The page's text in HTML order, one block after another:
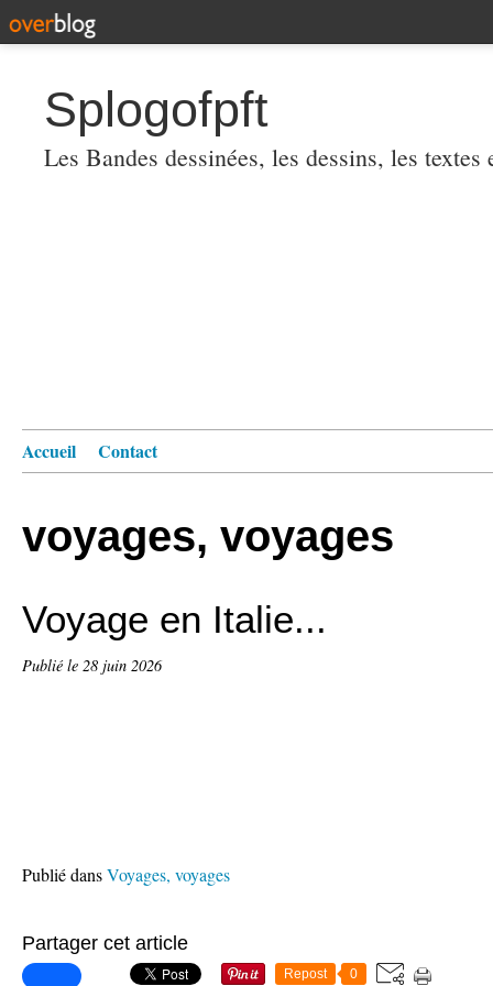
Splogofpft
Les Bandes dessinées, les dessins, les
Accueil Contact
voyages, voyages
Voyage en Italie...
Publié le 28 juin 2026
Publié dansVoyages, voyages
Partager cet article
Repost 0